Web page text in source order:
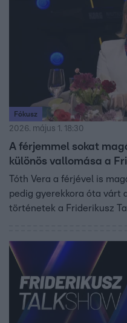
Fókusz
2026. május 1. 18:30
A férjemmel sokat
különös vallomása a
Tóth Vera a férjével is
pedig gyerekkora óta várt
történetek a Friderikusz